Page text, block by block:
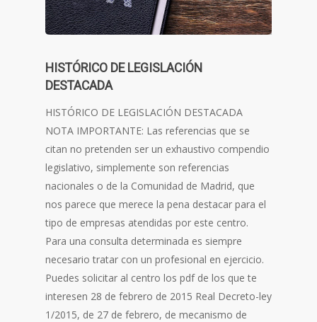
HISTÓRICO DE LEGISLACIÓN
DESTACADA
HISTÓRICO DE LEGISLACIÓN DESTACADA
NOTA IMPORTANTE: Las referencias que se
citan no pretenden ser un exhaustivo compendio
legislativo, simplemente son referencias
nacionales o de la Comunidad de Madrid, que
nos parece que merece la pena destacar para el
tipo de empresas atendidas por este centro.
Para una consulta determinada es siempre
necesario tratar con un profesional en ejercicio.
Puedes solicitar al centro los pdf de los que te
interesen 28 de febrero de 2015 Real Decreto-ley
1/2015, de 27 de febrero, de mecanismo de